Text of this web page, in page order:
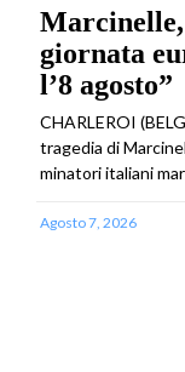
giornata
l’8 agosto”
CHARLEROI
tragedia di
minatori italiani
Agosto 7, 2026